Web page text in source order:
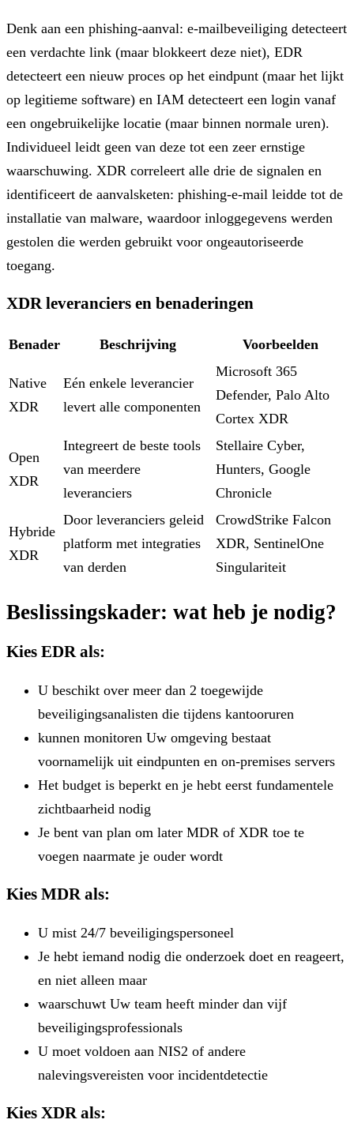
Denk aan een phishing-aanval: e-mailbeveiliging detecteert
een verdachte link (maar blokkeert deze niet), EDR
detecteert een nieuw proces op het eindpunt (maar het lijkt
op legitieme software) en IAM detecteert een login vanaf
een ongebruikelijke locatie (maar binnen normale uren).
Individueel leidt geen van deze tot een zeer ernstige
waarschuwing. XDR correleert alle drie de signalen en
identificeert de aanvalsketen: phishing-e-mail leidde tot de
installatie van malware, waardoor inloggegevens werden
gestolen die werden gebruikt voor ongeautoriseerde
toegang.
XDR leveranciers en benaderingen
Benader Beschrijving Voorbeelden
Native
XDR
Eén enkele leverancier
levert alle componenten
Microsoft 365
Defender, Palo Alto
Cortex XDR
Open
XDR
Integreert de beste tools
van meerdere
leveranciers
Stellaire Cyber,
Hunters, Google
Chronicle
Hybride
XDR
Door leveranciers geleid
platform met integraties
van derden
CrowdStrike Falcon
XDR, SentinelOne
Singulariteit
Beslissingskader: wat heb je nodig?
Kies EDR als:
U beschikt over meer dan 2 toegewijde
beveiligingsanalisten die tijdens kantooruren
kunnen monitoren Uw omgeving bestaat
voornamelijk uit eindpunten en on-premises servers
Het budget is beperkt en je hebt eerst fundamentele
zichtbaarheid nodig
Je bent van plan om later MDR of XDR toe te
voegen naarmate je ouder wordt
Kies MDR als:
U mist 24/7 beveiligingspersoneel
Je hebt iemand nodig die onderzoek doet en reageert,
en niet alleen maar
waarschuwt Uw team heeft minder dan vijf
beveiligingsprofessionals
U moet voldoen aan NIS2 of andere
nalevingsvereisten voor incidentdetectie
Kies XDR als: